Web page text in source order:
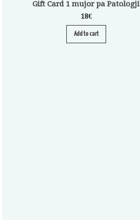
Gift Card 1 mujor pa Patologji
18€
Add to cart